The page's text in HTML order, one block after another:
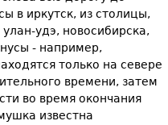
в иркутск, из столицы,
удэ, новосибирска,
- например,
только на севере
времени, затем
во время окончания
известна